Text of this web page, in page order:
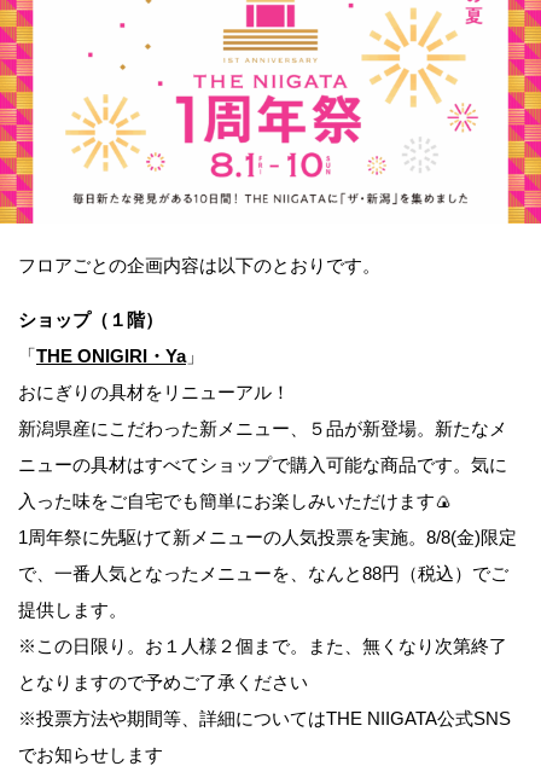
フロアごとの企画内容は以下のとおりです。
ショップ（１階）
「THE ONIGIRI・Ya」
おにぎりの具材をリニューアル！
新潟県産にこだわった新メニュー、５品が新登場。新たなメ
ニューの具材はすべてショップで購入可能な商品です。気に
入った味をご自宅でも簡単にお楽しみいただけます🍙
1周年祭に先駆けて新メニューの人気投票を実施。8/8(金)限定
で、一番人気となったメニューを、なんと88円（税込）でご
提供します。
※この日限り。お１人様２個まで。また、無くなり次第終了
となりますので予めご了承ください
※投票方法や期間等、詳細についてはTHE NIIGATA公式SNS
でお知らせします